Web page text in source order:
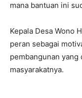
mana bantuan ini
Kepala Desa Wono
peran sebagai
pembangunan
masyarakatnya.